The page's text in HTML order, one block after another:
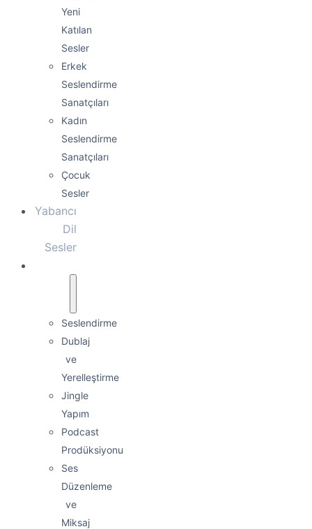
Yeni
Katılan
Sesler
Erkek
Seslendirme
Sanatçıları
Kadın
Seslendirme
Sanatçıları
Çocuk
Sesler
Yabancı
Dil
Sesler
Seslendirme
Dublaj
ve
Yerelleştirme
Jingle
Yapım
Podcast
Prodüksiyonu
Ses
Düzenleme
ve
Miksaj